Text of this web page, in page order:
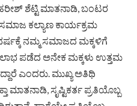
ಶೆಟ್ಟಿ ಮಾತನಾಡಿ, ಬಂಟರ
ಕಲ್ಯಾಣ ಕಾರ್ಯಕ್ರಮ
ನಮ್ಮ ಸಮಾಜದ ಮಕ್ಕಳಿಗೆ
ಲಾಭ ಪಡೆದ ಅನೇಕ ಮಕ್ಕಳು ಉತ್ತಮ
ಎಂದರು. ಮುಖ್ಯ ಅತಿಥಿ
ಸೃಷ್ಟಿಕರ್ತ ಪ್ರತಿಯೊಬ್ಬ